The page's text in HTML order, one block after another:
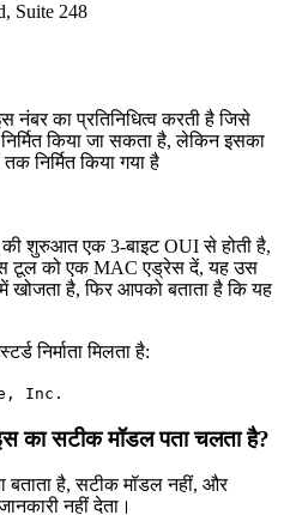
Suite 248
नंबर का प्रतिनिधित्व करती है जिसे
किया जा सकता है, लेकिन इसका
निर्मित किया गया है
शुरुआत एक 3-बाइट OUI से होती है,
टूल को एक MAC एड्रेस दें, यह उस
खोजता है, फिर आपको बताता है कि यह
निर्माता मिलता है:
Inc.
का सटीक मॉडल पता चलता है?
बताता है, सटीक मॉडल नहीं, और
नहीं देता।